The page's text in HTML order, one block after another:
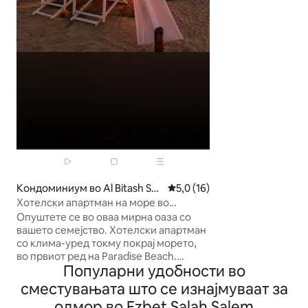
Кондоминиум во Al Bitash Sh
arq
Просечна оцена: 5,0 од 5,
5,0 (16)
Хотелски апартман на море во
Александрија, плажата Парадајз
Опуштете се во оваа мирна оаза со
вашето семејство. Хотелски апартман
со клима-уред токму покрај морето,
во првиот ред на Paradise Beach.
Приватна плажа, многу посебно
место, Wi-Fi, паметен телевизор, нови
апарати и мебел, поглед кон ништо и
Популарни удобности во
сместувањата што се изнајмуваат за